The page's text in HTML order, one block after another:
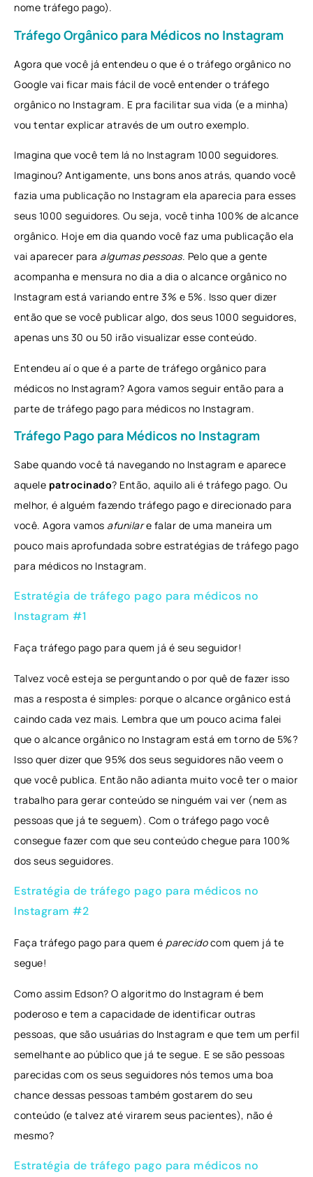
nome tráfego pago).
Tráfego Orgânico para Médicos no Instagram
Agora que você já entendeu o que é o tráfego orgânico no
Google vai ficar mais fácil de você entender o tráfego
orgânico no Instagram. E pra facilitar sua vida (e a minha)
vou tentar explicar através de um outro exemplo.
Imagina que você tem lá no Instagram 1000 seguidores.
Imaginou? Antigamente, uns bons anos atrás, quando você
fazia uma publicação no Instagram ela aparecia para esses
seus 1000 seguidores. Ou seja, você tinha 100% de alcance
orgânico. Hoje em dia quando você faz uma publicação ela
vai aparecer para algumas pessoas. Pelo que a gente
acompanha e mensura no dia a dia o alcance orgânico no
Instagram está variando entre 3% e 5%. Isso quer dizer
então que se você publicar algo, dos seus 1000 seguidores,
apenas uns 30 ou 50 irão visualizar esse conteúdo.
Entendeu aí o que é a parte de tráfego orgânico para
médicos no Instagram? Agora vamos seguir então para a
parte de tráfego pago para médicos no Instagram.
Tráfego Pago para Médicos no Instagram
Sabe quando você tá navegando no Instagram e aparece
aquele patrocinado? Então, aquilo ali é tráfego pago. Ou
melhor, é alguém fazendo tráfego pago e direcionado para
você. Agora vamos afunilare falar de uma maneira um
pouco mais aprofundada sobre estratégias de tráfego pago
para médicos no Instagram.
Estratégia de tráfego pago para médicos no
Instagram #1
Faça tráfego pago para quem já é seu seguidor!
Talvez você esteja se perguntando o por quê de fazer isso
mas a resposta é simples: porque o alcance orgânico está
caindo cada vez mais. Lembra que um pouco acima falei
que o alcance orgânico no Instagram está em torno de 5%?
Isso quer dizer que 95% dos seus seguidores não veem o
que você publica. Então não adianta muito você ter o maior
trabalho para gerar conteúdo se ninguém vai ver (nem as
pessoas que já te seguem). Com o tráfego pago você
consegue fazer com que seu conteúdo chegue para 100%
dos seus seguidores.
Estratégia de tráfego pago para médicos no
Instagram #2
Faça tráfego pago para quem é parecidocom quem já te
segue!
Como assim Edson? O algoritmo do Instagram é bem
poderoso e tem a capacidade de identificar outras
pessoas, que são usuárias do Instagram e que tem um perfil
semelhante ao público que já te segue. E se são pessoas
parecidas com os seus seguidores nós temos uma boa
chance dessas pessoas também gostarem do seu
conteúdo (e talvez até virarem seus pacientes), não é
mesmo?
Estratégia de tráfego pago para médicos no